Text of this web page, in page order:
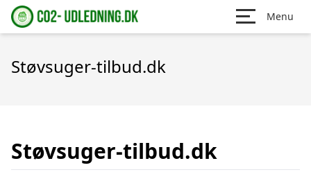
Menu
Støvsuger-tilbud.dk
Støvsuger-tilbud.dk